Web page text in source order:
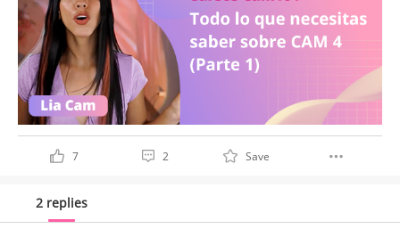
7 2 Save
2 replies